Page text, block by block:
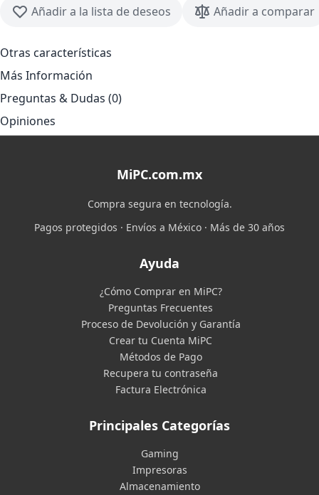
Añadir a la lista de deseos Añadir a comparar
Otras características
Más Información
Preguntas & Dudas (0)
Opiniones
MiPC.com.mx
Compra segura en tecnología.
Pagos protegidos · Envíos a México · Más de 30 años
Ayuda
¿Cómo Comprar en MiPC?
Preguntas Frecuentes
Proceso de Devolución y Garantía
Crear tu Cuenta MiPC
Métodos de Pago
Recupera tu contraseña
Factura Electrónica
Principales Categorías
Gaming
Impresoras
Almacenamiento